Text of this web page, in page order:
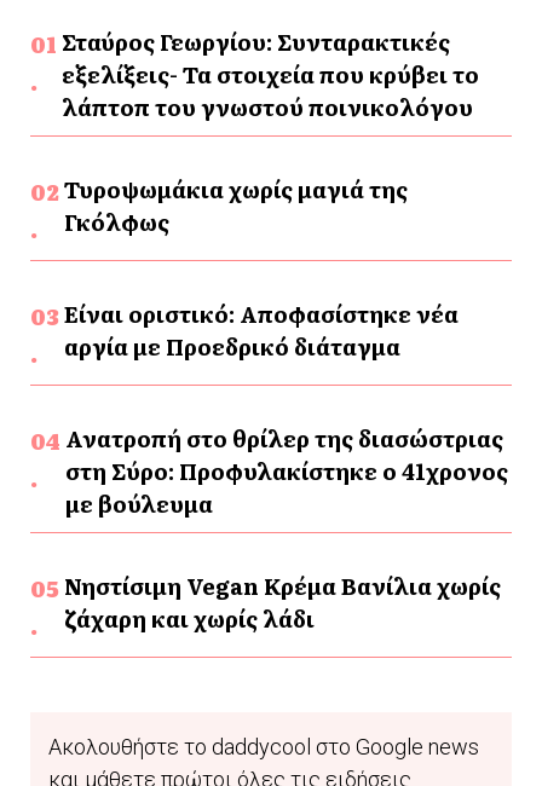
Σταύρος Γεωργίου: Συνταρακτικές
εξελίξεις- Τα στοιχεία που κρύβει το
λάπτοπ του γνωστού ποινικολόγου
Τυροψωμάκια χωρίς μαγιά της
Γκόλφως
Είναι οριστικό: Αποφασίστηκε νέα
αργία με Προεδρικό διάταγμα
Ανατροπή στο θρίλερ της διασώστριας
στη Σύρο: Προφυλακίστηκε ο 41χρονος
με βούλευμα
Νηστίσιμη Vegan Κρέμα Βανίλια χωρίς
ζάχαρη και χωρίς λάδι
Ακολουθήστε το daddycool στο Google news
και μάθετε πρώτοι όλες τις ειδήσεις